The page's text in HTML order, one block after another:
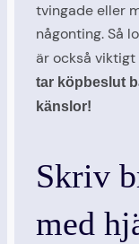
tvingade eller
någonting. Så
är också
tar köpbeslut
känslor!
Skriv
med